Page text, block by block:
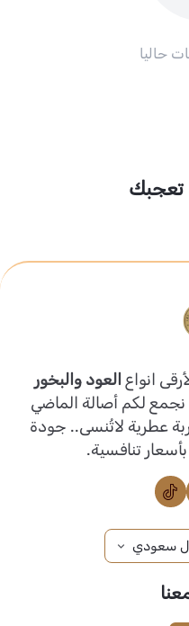
حاليا
تعجبك
انواع العود والبخور
نجمع لكم أصالة الماضي
عطرية لاتُنسى.. جودة
تنافسية.
سعودي